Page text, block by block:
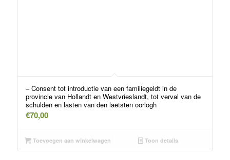
– Consent tot introductie van een familiegeldt in de
provincie van Hollandt en Westvrieslandt, tot verval van de
schulden en lasten van den laetsten oorlogh
€70,00
Toevoegen aan winkelwagen Toon details